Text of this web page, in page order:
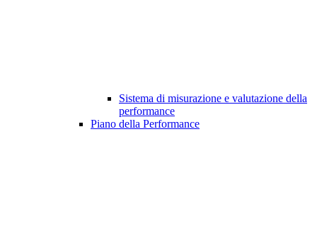
Sistema di misurazione e valutazione della
performance
Piano della Performance